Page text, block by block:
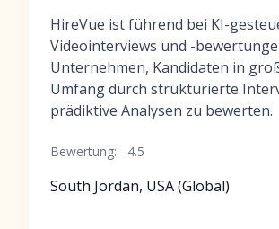
HireVue ist führend bei KI-
Videointerviews und -
Unternehmen, Kandidaten in
Umfang durch strukturierte
prädiktive Analysen zu bewerten.
Bewertung: 4.5
South Jordan, USA (Global)